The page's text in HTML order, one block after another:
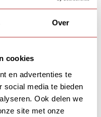
Over
cookies
en advertenties te
social media te bieden
Ook delen we
site met onze